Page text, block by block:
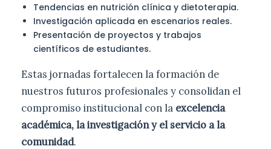
Tendencias en nutrición clínica y dietoterapia.
Investigación aplicada en escenarios reales.
Presentación de proyectos y trabajos
científicos de estudiantes.
Estas jornadas fortalecen la formación de
nuestros futuros profesionales y consolidan el
compromiso institucional con la excelencia
académica, la investigación y el servicio a la
comunidad.